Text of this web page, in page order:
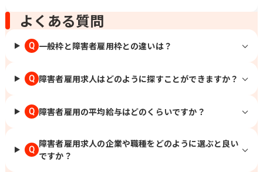
よくある質問
Q 一般枠と障害者雇用枠との違いは？
Q 障害者雇用求人はどのように探すことができますか？
Q 障害者雇用の平均給与はどのくらいですか？
Q
障害者雇用求人の企業や職種をどのように選ぶと良い
ですか？